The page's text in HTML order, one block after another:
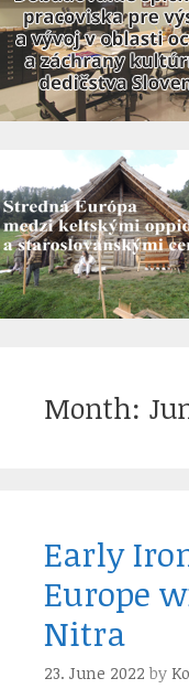
Month:
Early
Europe
Nitra
23. June 2022 by